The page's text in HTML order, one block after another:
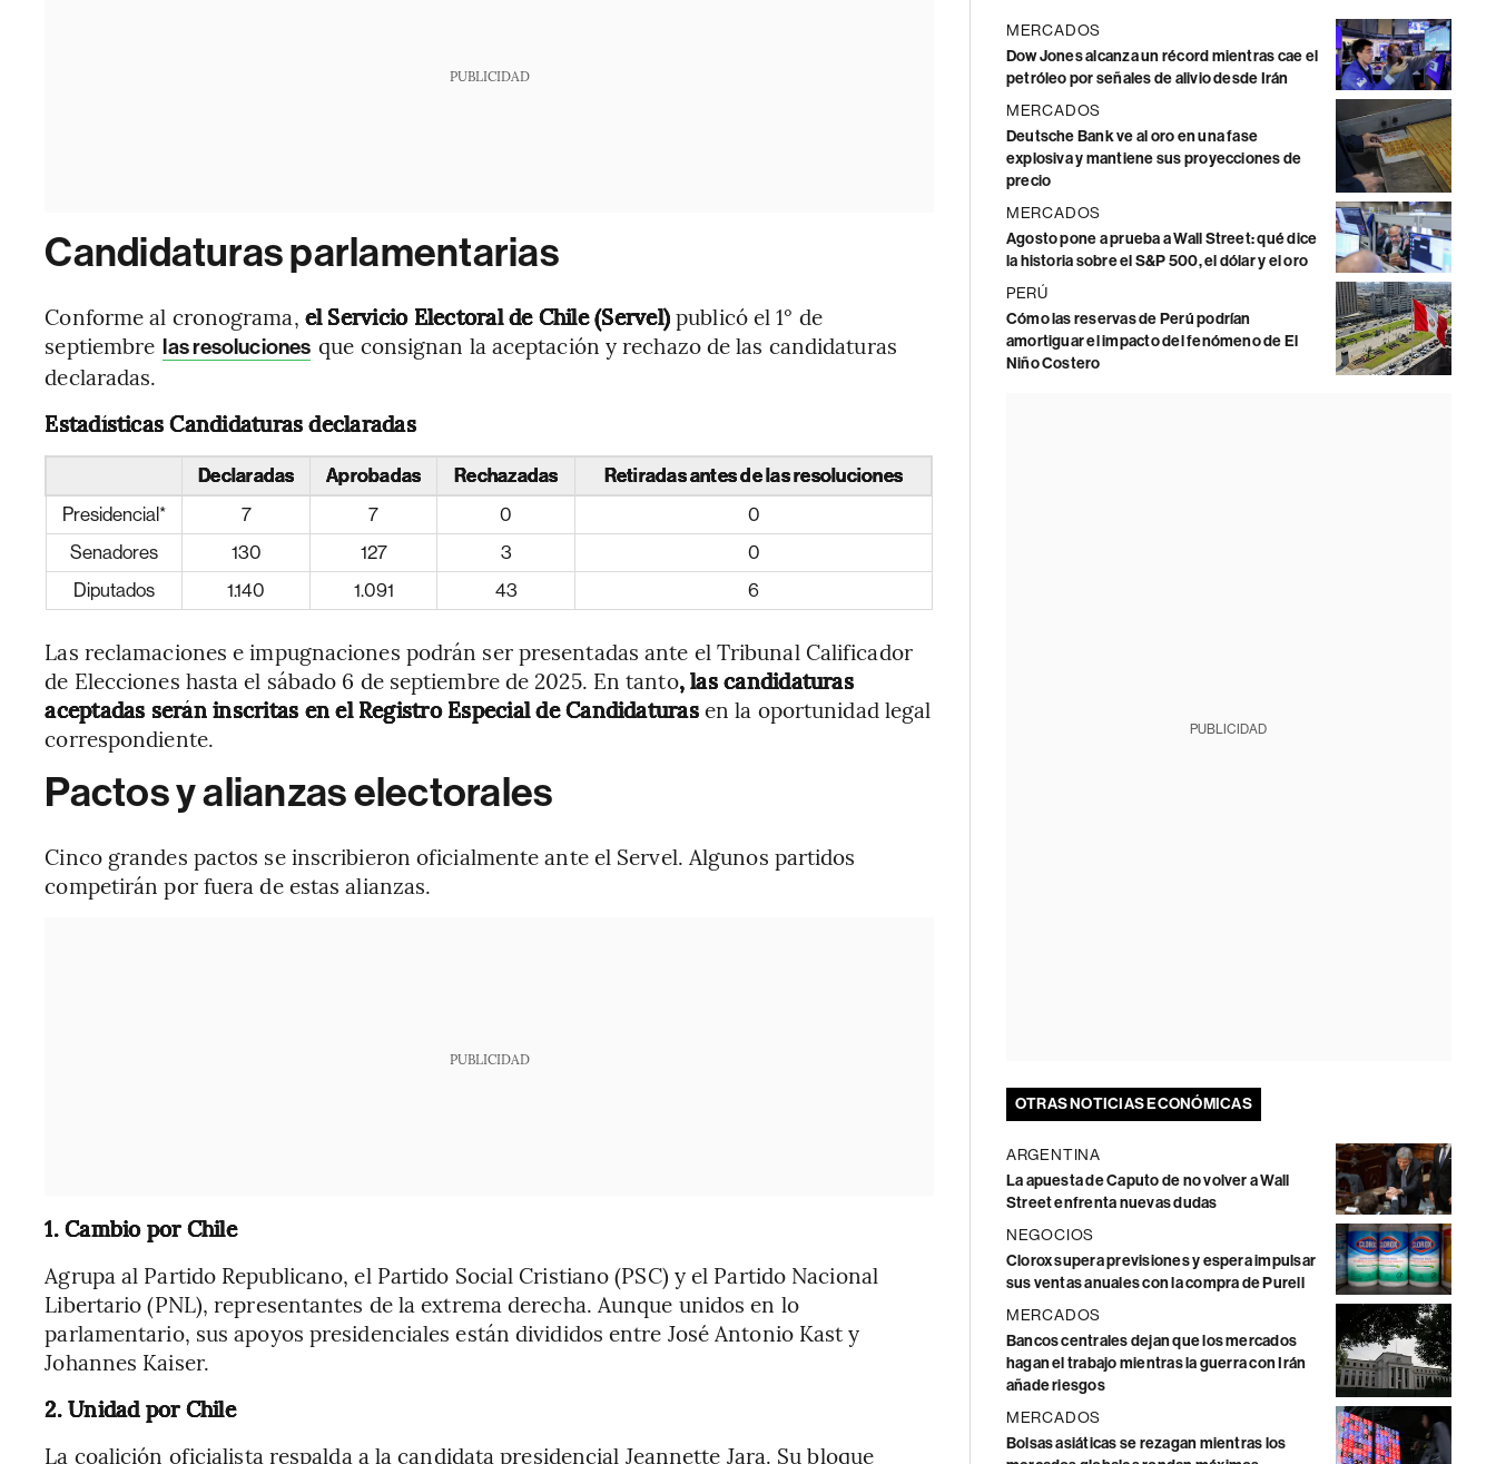
PUBLICIDAD
Candidaturas parlamentarias
Conforme al cronograma, el Servicio Electoral de Chile (Servel)publicó el 1° de
septiembre las resoluciones que consignan la aceptación y rechazo de las candidaturas
declaradas.
Estadísticas Candidaturas declaradas
Declaradas Aprobadas Rechazadas
Retiradas antes de las resoluciones
Presidencial*
7 7 0
0
Senadores
130 127 3
0
Diputados
1.140 1.091 43 6
Las reclamaciones e impugnaciones podrán ser presentadas ante el Tribunal Calificador
de Elecciones hasta el sábado 6 de septiembre de 2025. En tanto, las candidaturas
aceptadas serán inscritas en el Registro Especial de Candidaturasen la oportunidad legal
correspondiente.
Pactos y alianzas electorales
Cinco grandes pactos se inscribieron oficialmente ante el Servel. Algunos partidos
competirán por fuera de estas alianzas.
PUBLICIDAD
1. Cambio por Chile
Agrupa al Partido Republicano, el Partido Social Cristiano (PSC) y el Partido Nacional
Libertario (PNL), representantes de la extrema derecha. Aunque unidos en lo
parlamentario, sus apoyos presidenciales están divididos entre José Antonio Kast y
Johannes Kaiser.
2. Unidad por Chile
La coalición oficialista respalda a la candidata presidencial Jeannette Jara. Su bloque
MERCADOS
Dow Jones alcanza un récord mientras cae el
petróleo por señales de alivio desde Irán
MERCADOS
Deutsche Bank ve al oro en una fase
explosiva y mantiene sus proyecciones de
precio
MERCADOS
Agosto pone a prueba a Wall Street: qué dice
la historia sobre el S&P 500, el dólar y el oro
PERÚ
Cómo las reservas de Perú podrían
amortiguar el impacto del fenómeno de El
Niño Costero
PUBLICIDAD
OTRAS NOTICIAS ECONÓMICAS
ARGENTINA
La apuesta de Caputo de no volver a Wall
Street enfrenta nuevas dudas
NEGOCIOS
Clorox supera previsiones y espera impulsar
sus ventas anuales con la compra de Purell
MERCADOS
Bancos centrales dejan que los mercados
hagan el trabajo mientras la guerra con Irán
añade riesgos
MERCADOS
Bolsas asiáticas se rezagan mientras los